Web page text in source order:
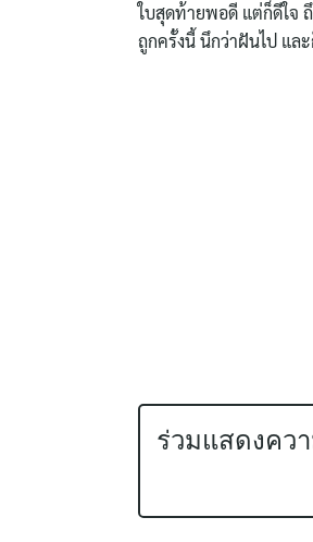
ใบสุดท้ายพอดี แต่ก็ดีใจ
ถูกครั้งนี้ นึกว่าฝันไป แล
ร่วมแสดงคว